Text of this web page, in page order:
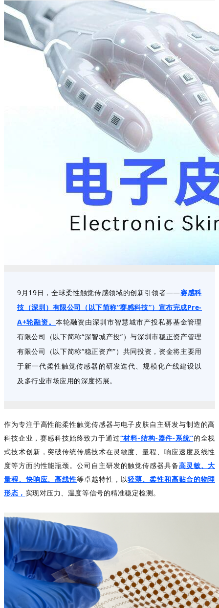
9月19日，全球柔性触觉传感领域的创新引领者——赛感科
技（深圳）有限公司（以下简称“赛感科技”）宣布完成Pre-
A+轮融资。本轮融资由深圳市智慧城市产投私募基金管理
有限公司
（以下简称“深智城产投”）与深圳市稳正资产管理
有限公司
（以下简称“稳正资产”）共同投资，资金将主要用
于新一代柔性触觉传感器的研发迭代、规模化产线建设以
及多行业市场应用的深度拓展。
作为专注于高性能柔性触觉传感器与电子皮肤自主研发与制造的高
科技企业，赛感科技始终致力于通过“材料-结构-器件-系统”的全栈
式技术创新，突破传统传感技术在灵敏度、量程、响应速度及线性
度等方面的性能瓶颈。公司自主研发的触觉传感器具备高灵敏、大
量程、快响应、高线性等卓越特性，以轻薄、柔性和高贴合的物理
形态， 实现对压力、温度等信号的精准稳定检测。